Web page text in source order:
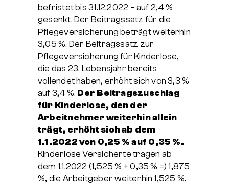
befristet bis 31.12.2022 – auf 2,4 %
gesenkt. Der Beitragssatz für die
Pflegeversicherung beträgt weiterhin
3,05 %. Der Beitragssatz zur
Pflegeversicherung für Kinderlose,
die das 23. Lebensjahr bereits
vollendet haben, erhöht sich von 3,3 %
auf 3,4 %. Der Beitragszuschlag
für Kinderlose, den der
Arbeitnehmer weiterhin allein
trägt, erhöht sich ab dem
1.1.2022 von 0,25 % auf 0,35 %.
Kinderlose Versicherte tragen ab
dem 1.1.2022 (1,525 % + 0,35 % =) 1,875
%, die Arbeitgeber weiterhin 1,525 %.